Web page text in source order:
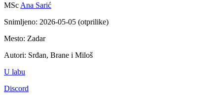
MSc Ana Sarić
Snimljeno: 2026-05-05 (otprilike)
Mesto: Zadar
Autori: Srđan, Brane i Miloš
U labu
Discord